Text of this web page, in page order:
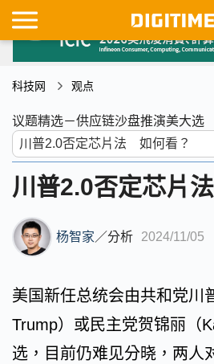
科技网 观点
议题精选－供应链沙盘推演美大选
川普2.0否定芯片
杨智家／分析 2024/11/05
美国新任总统会由共和党川
Trump）或民主党贺锦丽（
选，目前仍难见分晓，两人